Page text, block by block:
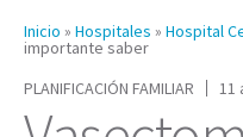
Inicio » Hospitales » Hospital
importante saber
PLANIFICACIÓN FAMILIAR
11